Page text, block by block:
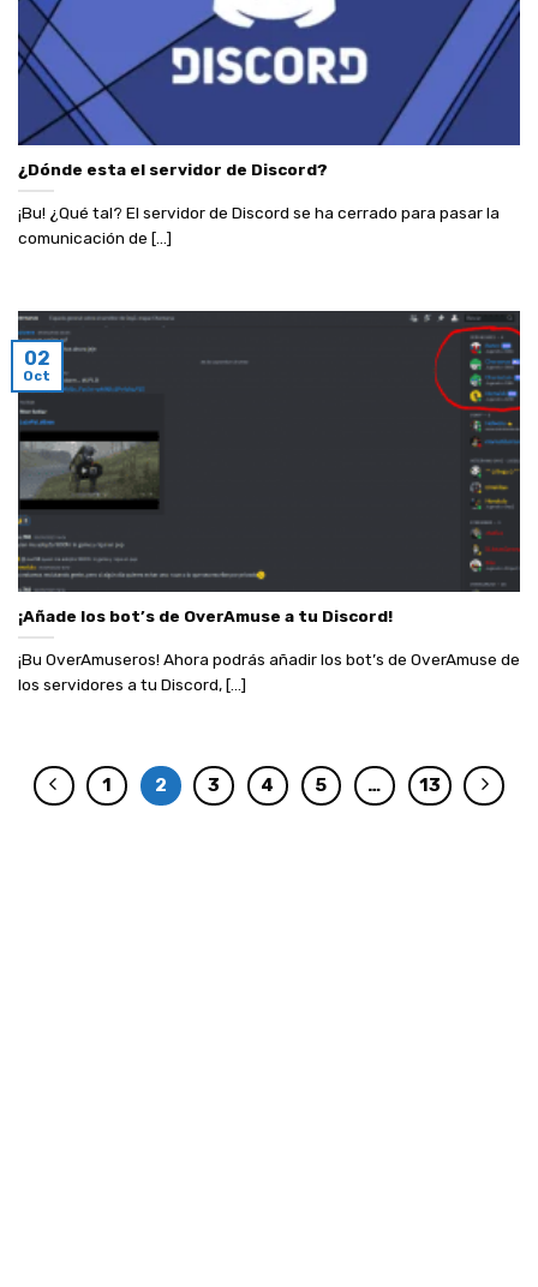
¿Dónde esta el servidor de Discord?
¡Bu! ¿Qué tal? El servidor de Discord se ha cerrado para pasar la
comunicación de [...]
¡Añade los bot’s de OverAmuse a tu Discord!
¡Bu OverAmuseros! Ahora podrás añadir los bot’s de OverAmuse de
los servidores a tu Discord, [...]
02
Oct
1 2 3 4 5 … 13